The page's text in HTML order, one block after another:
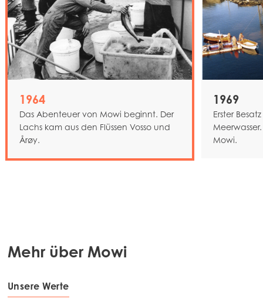
1964
Das Abenteuer von Mowi beginnt. Der
Lachs kam aus den Flüssen Vosso und
Årøy.
1969
Erster
Mowi.
Mehr über Mowi
Unsere Werte